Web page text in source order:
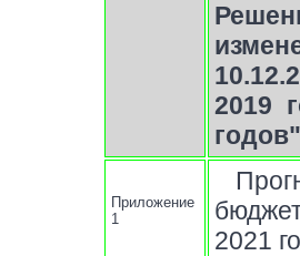
2019
годов"
Приложение
1
2021